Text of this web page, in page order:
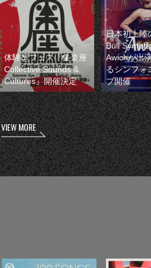
体験型フェス『集楽座
Collective Sounds &
Cultures』開催決定
日本初上陸
Bull
Awichが出
るシンフォ
ブ開催
VIEW MORE